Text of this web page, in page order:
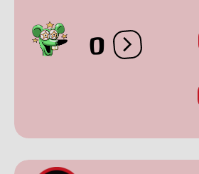
0 Ouvrir les